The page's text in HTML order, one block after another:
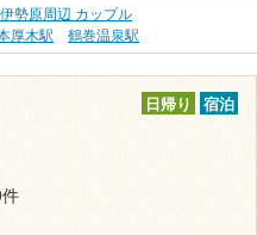
勢原周辺 カップル
厚木駅 鶴巻温泉駅
日帰り 宿泊